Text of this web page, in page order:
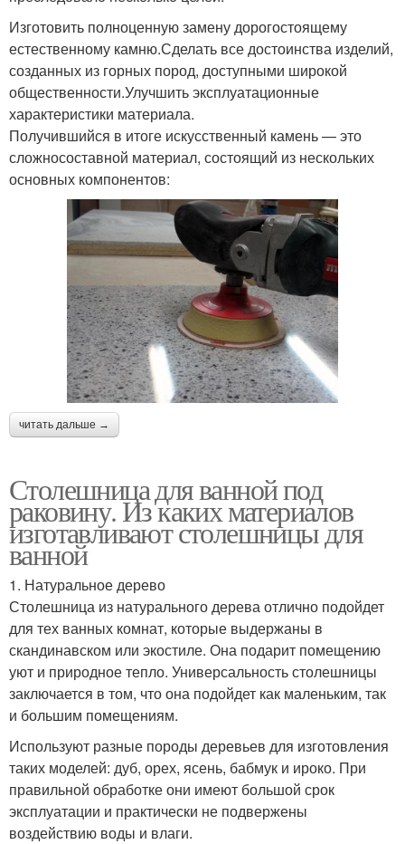
Изготовить полноценную замену дорогостоящему
естественному камню.Сделать все достоинства изделий,
созданных из горных пород, доступными широкой
общественности.Улучшить эксплуатационные
характеристики материала.
Получившийся в итоге искусственный камень — это
сложносоставной материал, состоящий из нескольких
основных компонентов:
читать дальше →
Столешница для ванной под
раковину. Из каких материалов
изготавливают столешницы для
ванной
1. Натуральное дерево
Столешница из натурального дерева отлично подойдет
для тех ванных комнат, которые выдержаны в
скандинавском или экостиле. Она подарит помещению
уют и природное тепло. Универсальность столешницы
заключается в том, что она подойдет как маленьким, так
и большим помещениям.
Используют разные породы деревьев для изготовления
таких моделей: дуб, орех, ясень, бабмук и ироко. При
правильной обработке они имеют большой срок
эксплуатации и практически не подвержены
воздействию воды и влаги.